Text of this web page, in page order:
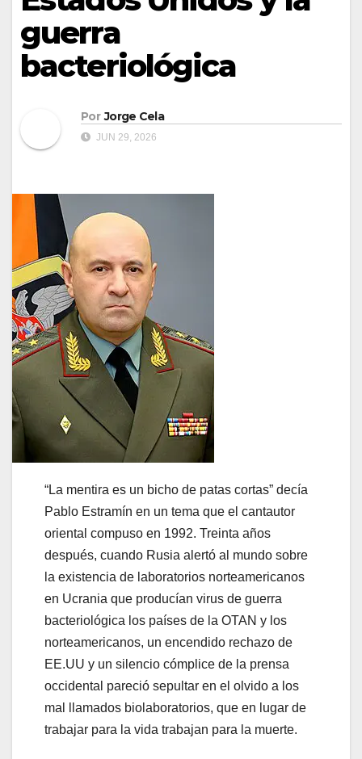
guerra
bacteriológica
Por Jorge Cela
JUN 29, 2026
“La mentira es un bicho de patas cortas” decía
Pablo Estramín en un tema que el cantautor
oriental compuso en 1992. Treinta años
después, cuando Rusia alertó al mundo sobre
la existencia de laboratorios norteamericanos
en Ucrania que producían virus de guerra
bacteriológica los países de la OTAN y los
norteamericanos, un encendido rechazo de
EE.UU y un silencio cómplice de la prensa
occidental pareció sepultar en el olvido a los
mal llamados biolaboratorios, que en lugar de
trabajar para la vida trabajan para la muerte.